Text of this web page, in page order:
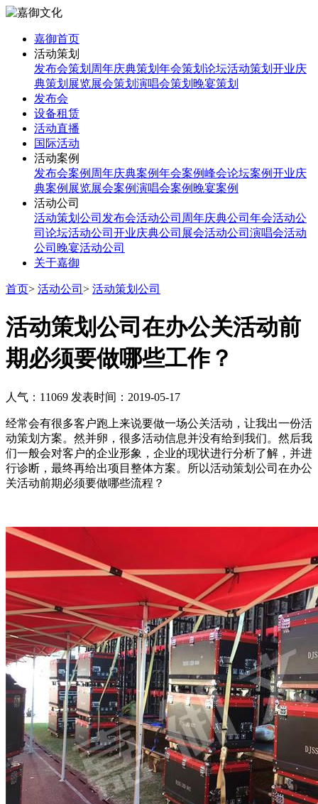
嘉御首页
活动策划
发布会策划 周年庆典策划 年会策划 论坛活动策划 开业庆
典策划 展览展会策划 演唱会策划 晚宴策划
发布会
设备租赁
活动直播
国际活动
活动案例
发布会案例 周年庆典案例年会案例峰会论坛案例开业庆
典案例 展览展会案例演唱会案例 晚宴案例
活动公司
活动策划公司 发布会活动公司 周年庆典公司 年会活动公
司 论坛活动公司 开业庆典公司 展会活动公司 演唱会活动
公司 晚宴活动公司
关于嘉御
首页> 活动公司 > 活动策划公司
活动策划公司在办公关活动前
期必须要做哪些工作？
人气：11069 发表时间：2019-05-17
经常会有很多客户跑上来说要做一场公关活动，让我出一份活
动策划方案。然并卵，很多活动信息并没有给到我们。然后我
们一般会对客户的企业形象，企业的现状进行分析了解，并进
行诊断，最终再给出项目整体方案。所以活动策划公司在办公
关活动前期必须要做哪些流程？